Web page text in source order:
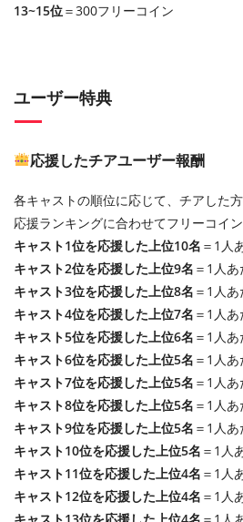
13~15位＝300フリーコイン
ユーザー特典
応援したチアユーザー報酬
各キャストの順位に応じて、チアした
応援ランキングに合わせてフリーコイ
キャスト1位を応援した上位10名 ＝1人
キャスト2位を応援した上位9名 ＝1人
キャスト3位を応援した上位8名 ＝1人
キャスト4位を応援した上位7名 ＝1人
キャスト5位を応援した上位6名 ＝1人
キャスト6位を応援した上位5名 ＝1人
キャスト7位を応援した上位5名 ＝1人
キャスト8位を応援した上位5名 ＝1人
キャスト9位を応援した上位5名 ＝1人
キャスト10位を応援した上位5名 ＝1人
キャスト11位を応援した上位4名 ＝1人
キャスト12位を応援した上位4名 ＝1人